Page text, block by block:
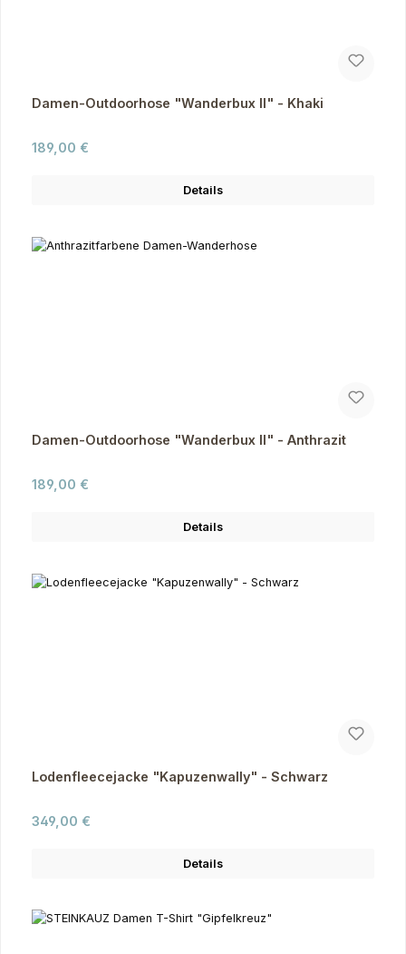
Damen-Outdoorhose "Wanderbux II" - Khaki
Regulärer Preis:
189,00 €
Details
Damen-Outdoorhose "Wanderbux II" - Anthrazit
Regulärer Preis:
189,00 €
Details
Lodenfleecejacke "Kapuzenwally" - Schwarz
Regulärer Preis:
349,00 €
Details